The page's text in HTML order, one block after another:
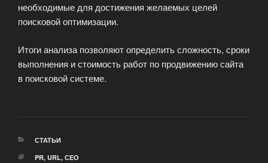
необходимые для достижения желаемых целей
поисковой оптимизации.
Итоги анализа позволяют определить сложность, сроки
выполнения и стоимость работ по продвижению сайта
в поисковой системе.
РУБРИКИ
СТАТЬИ
МЕТКИ
PR, URL, СЕО